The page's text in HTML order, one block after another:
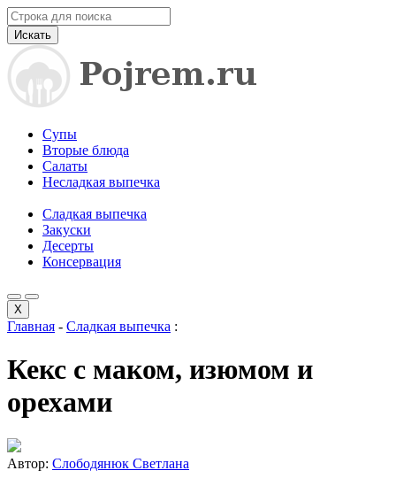
Искать
Супы
Вторые блюда
Салаты
Несладкая выпечка
Сладкая выпечка
Закуски
Десерты
Консервация
X
Главная - Сладкая выпечка :
Кекс с маком, изюмом и
орехами
Автор: Слободянюк Светлана